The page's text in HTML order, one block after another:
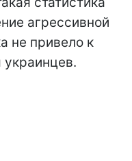
агрессивной
не привело к